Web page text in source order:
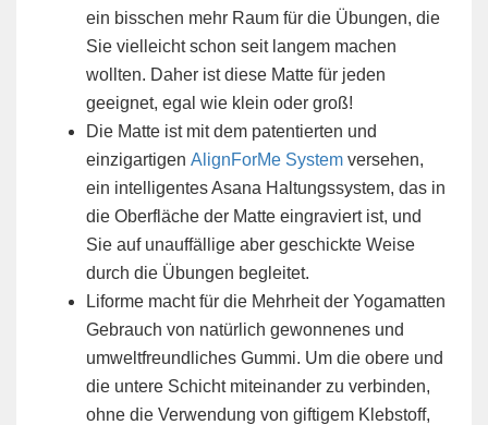
ein bisschen mehr Raum für die Übungen, die
Sie vielleicht schon seit langem machen
wollten. Daher ist diese Matte für jeden
geeignet, egal wie klein oder groß!
Die Matte ist mit dem patentierten und
einzigartigen AlignForMe System versehen,
ein intelligentes Asana Haltungssystem, das in
die Oberfläche der Matte eingraviert ist, und
Sie auf unauffällige aber geschickte Weise
durch die Übungen begleitet.
Liforme macht für die Mehrheit der Yogamatten
Gebrauch von natürlich gewonnenes und
umweltfreundliches Gummi. Um die obere und
die untere Schicht miteinander zu verbinden,
ohne die Verwendung von giftigem Klebstoff,